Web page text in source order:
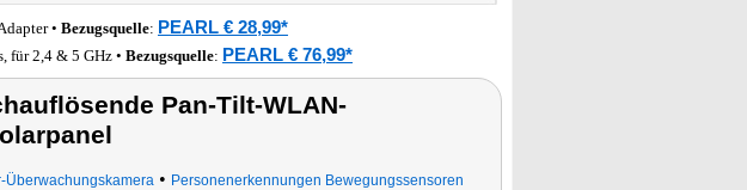
• Bezugsquelle: PEARL € 28,99*
für 2,4 & 5 GHz • Bezugsquelle: PEARL € 76,99*
Pan-Tilt-WLAN-
Überwachungskamera • Personenerkennungen Bewegungssensoren